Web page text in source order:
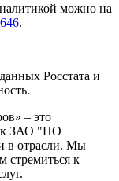
можно на
.
Росстата и
– это
к ЗАО "ПО
отрасли. Мы
стремиться к